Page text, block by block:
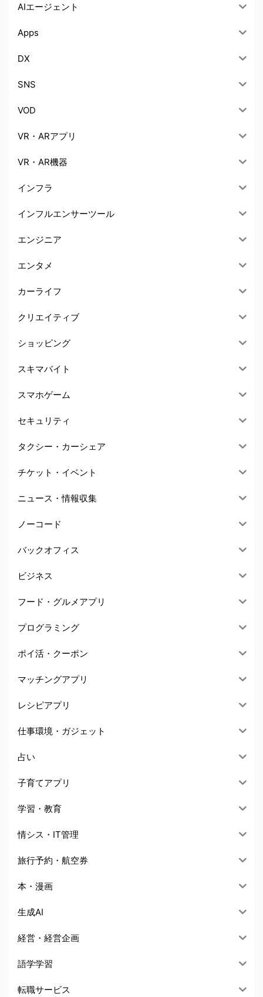
AIエージェント
Apps
DX
SNS
VOD
VR・ARアプリ
VR・AR機器
インフラ
インフルエンサーツール
エンジニア
エンタメ
カーライフ
クリエイティブ
ショッピング
スキマバイト
スマホゲーム
セキュリティ
タクシー・カーシェア
チケット・イベント
ニュース・情報収集
ノーコード
バックオフィス
ビジネス
フード・グルメアプリ
プログラミング
ポイ活・クーポン
マッチングアプリ
レシピアプリ
仕事環境・ガジェット
占い
子育てアプリ
学習・教育
情シス・IT管理
旅行予約・航空券
本・漫画
生成AI
経営・経営企画
語学学習
転職サービス